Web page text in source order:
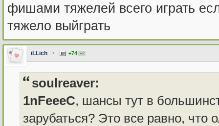
фишами тяжелей всего играть
тяжело выйграть
iLLich • +74 +2
soulreaver:
1nFeeeC, шансы тут в
зарубаться? Это все равно, что